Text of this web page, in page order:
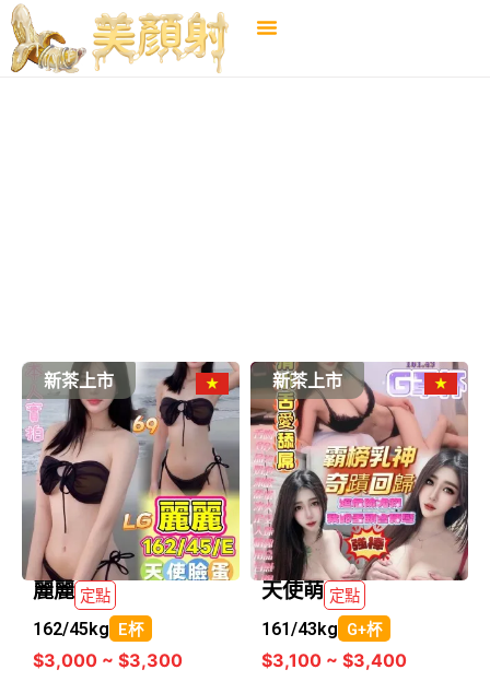
新茶上市
麗麗 定點
162/45kg E杯
$3,000 ~ $3,300
新茶上市
天使萌 定點
161/43kg G+杯
$3,100 ~ $3,400